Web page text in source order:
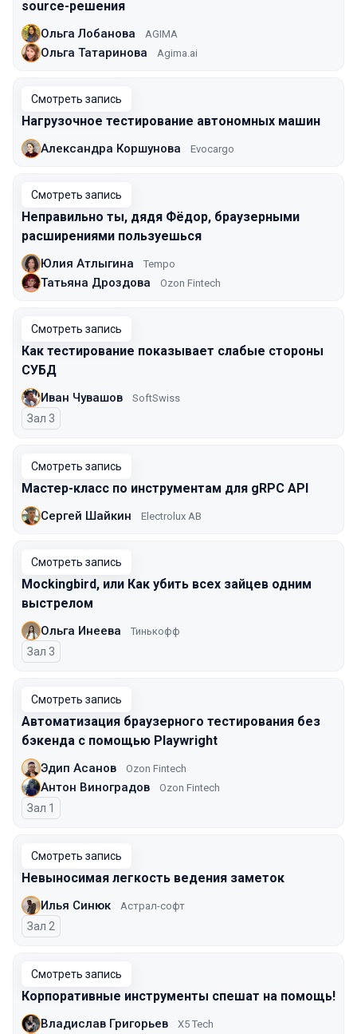
source-решения
Ольга Лобанова AGIMA
Ольга Татаринова Agima.ai
Смотреть запись
Нагрузочное тестирование автономных машин
Александра Коршунова Evocargo
Смотреть запись
Неправильно ты, дядя Фёдор, браузерными
расширениями пользуешься
Юлия Атлыгина Tempo
Татьяна Дроздова Ozon Fintech
Смотреть запись
Как тестирование показывает слабые стороны
СУБД
Иван Чувашов SoftSwiss
Зал 3
Смотреть запись
Мастер-класс по инструментам для gRPC API
Сергей Шайкин Electrolux AB
Смотреть запись
Mockingbird, или Как убить всех зайцев одним
выстрелом
Ольга Инеева Тинькофф
Зал 3
Смотреть запись
Автоматизация браузерного тестирования без
бэкенда с помощью Playwright
Эдип Асанов Ozon Fintech
Антон Виноградов Ozon Fintech
Зал 1
Смотреть запись
Невыносимая легкость ведения заметок
Илья Синюк Астрал-софт
Зал 2
Смотреть запись
Корпоративные инструменты спешат на помощь!
Владислав Григорьев X5 Tech